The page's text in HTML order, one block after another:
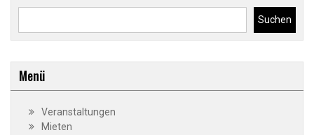
Suchen
Menü
Veranstaltungen
Mieten